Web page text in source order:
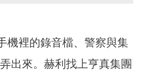
機裡的錄音檔、警察與集
出來。赫利找上亨真集團